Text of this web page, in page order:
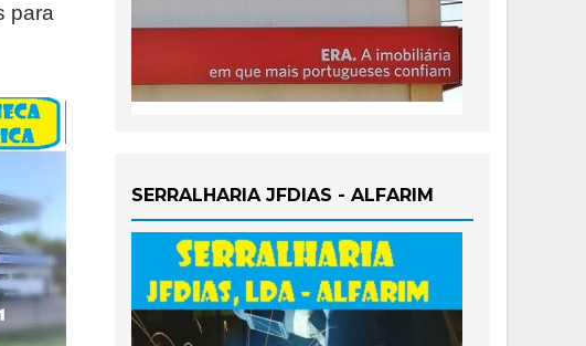
para
SERRALHARIA JFDIAS - ALFARIM